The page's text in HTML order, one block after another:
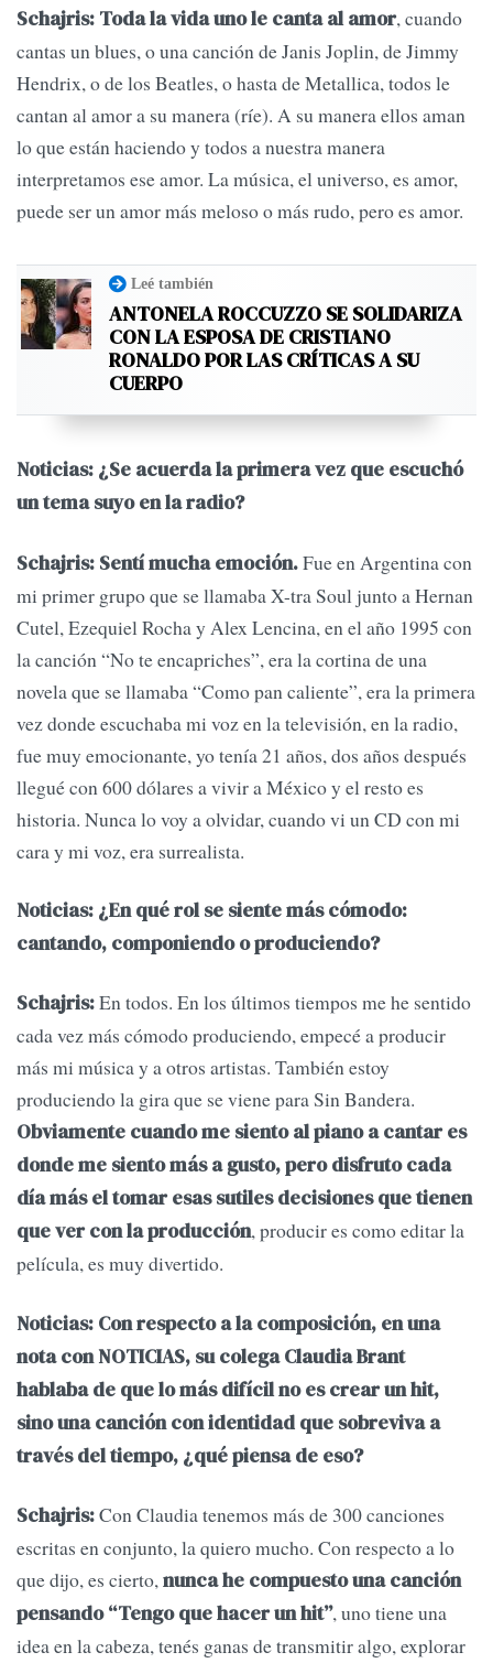
Schajris: Toda la vida uno le canta al amor, cuando
cantas un blues, o una canción de Janis Joplin, de Jimmy
Hendrix, o de los Beatles, o hasta de Metallica, todos le
cantan al amor a su manera (ríe). A su manera ellos aman
lo que están haciendo y todos a nuestra manera
interpretamos ese amor. La música, el universo, es amor,
puede ser un amor más meloso o más rudo, pero es amor.
Leé también
ANTONELA ROCCUZZO SE SOLIDARIZA
CON LA ESPOSA DE CRISTIANO
RONALDO POR LAS CRÍTICAS A SU
CUERPO
Noticias: ¿Se acuerda la primera vez que escuchó
un tema suyo en la radio?
Schajris: Sentí mucha emoción.Fue en Argentina con
mi primer grupo que se llamaba X-tra Soul junto a Hernan
Cutel, Ezequiel Rocha y Alex Lencina, en el año 1995 con
la canción “No te encapriches”, era la cortina de una
novela que se llamaba “Como pan caliente”, era la primera
vez donde escuchaba mi voz en la televisión, en la radio,
fue muy emocionante, yo tenía 21 años, dos años después
llegué con 600 dólares a vivir a México y el resto es
historia. Nunca lo voy a olvidar, cuando vi un CD con mi
cara y mi voz, era surrealista.
Noticias: ¿En qué rol se siente más cómodo:
cantando, componiendo o produciendo?
Schajris:En todos. En los últimos tiempos me he sentido
cada vez más cómodo produciendo, empecé a producir
más mi música y a otros artistas. También estoy
produciendo la gira que se viene para Sin Bandera.
Obviamente cuando me siento al piano a cantar es
donde me siento más a gusto, pero disfruto cada
día más el tomar esas sutiles decisiones que tienen
que ver con la producción, producir es como editar la
película, es muy divertido.
Noticias: Con respecto a la composición, en una
nota con NOTICIAS, su colega Claudia Brant
hablaba de que lo más difícil no es crear un hit,
sino una canción con identidad que sobreviva a
través del tiempo, ¿qué piensa de eso?
Schajris:Con Claudia tenemos más de 300 canciones
escritas en conjunto, la quiero mucho. Con respecto a lo
que dijo, es cierto,nunca he compuesto una canción
pensando “Tengo que hacer un hit”, uno tiene una
idea en la cabeza, tenés ganas de transmitir algo, explorar